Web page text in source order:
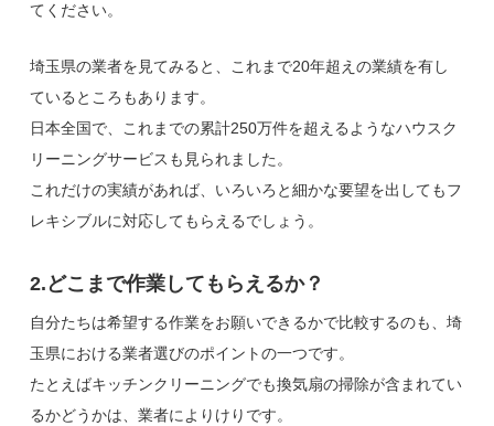
てください。
埼玉県の業者を見てみると、これまで20年超えの業績を有し
ているところもあります。
日本全国で、これまでの累計250万件を超えるようなハウスク
リーニングサービスも見られました。
これだけの実績があれば、いろいろと細かな要望を出してもフ
レキシブルに対応してもらえるでしょう。
2.どこまで作業してもらえるか？
自分たちは希望する作業をお願いできるかで比較するのも、埼
玉県における業者選びのポイントの一つです。
たとえばキッチンクリーニングでも換気扇の掃除が含まれてい
るかどうかは、業者によりけりです。